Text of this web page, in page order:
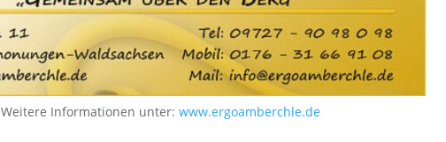
Weitere Informationen unter:www.ergoamberchle.de